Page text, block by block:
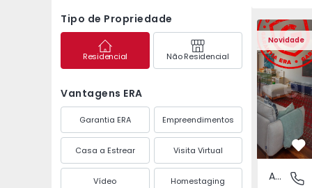
Tipo de Propriedade
Residencial Não Residencial
Vantagens ERA
Garantia ERA Empreendimentos
Casa a Estrear Visita Virtual
Vídeo Homestaging
Novidade
Apartamento T3
Póvoa
Apartamento